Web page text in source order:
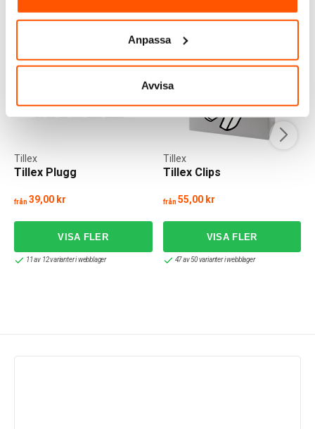
Anpassa
Avvisa
Tillex Plugg
Tillex
från39,00 kr
11 av 12 varianter i webblager
Tillex Clips
Tillex
från 55,00 kr
47 av 50 varianter i webblager